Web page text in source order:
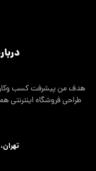
هدف من پیشرفت کسب
طراحی فروشگاه اینترنتی